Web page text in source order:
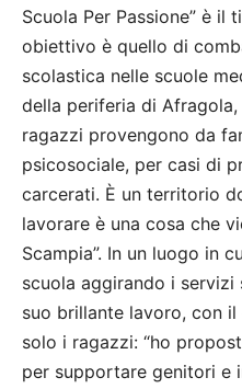
Scuola Per Passione” è
obiettivo è quello di
scolastica nelle scuole
della periferia di
ragazzi provengono da
psicosociale, per casi di
carcerati. È un territorio
lavorare è una cosa che
Scampia”. In un luogo in
scuola aggirando i
suo brillante lavoro, con
solo i ragazzi: “ho
per supportare genitori e